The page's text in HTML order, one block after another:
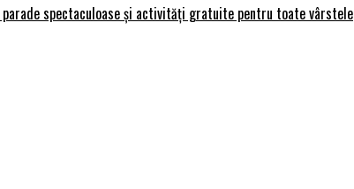
parade spectaculoase și activități gratuite pentru toate vârstele